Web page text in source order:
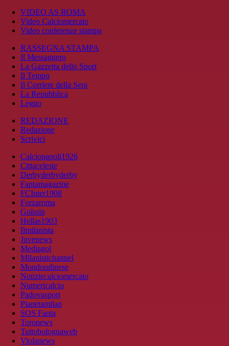
VIDEO AS ROMA
Video Calciomercato
Video conferenze stampa
RASSEGNA STAMPA
Il Messaggero
La Gazzetta dello Sport
Il Tempo
Il Corriere della Sera
La Repubblica
Leggo
REDAZIONE
Redazione
Scrivici
Calcionapoli1926
Cittaceleste
Derbyderbyderby
Fantamagazine
FCInter1908
Forzaroma
Golssip
Hellas1903
Ilmilanista
Juvenews
Mediagol
Milanistichannel
Mondoudinese
Notiziecalciomercato
Numericalcio
Padovasport
Pianetamilan
SOS Fanta
Toronews
Tuttobolognaweb
Violanews